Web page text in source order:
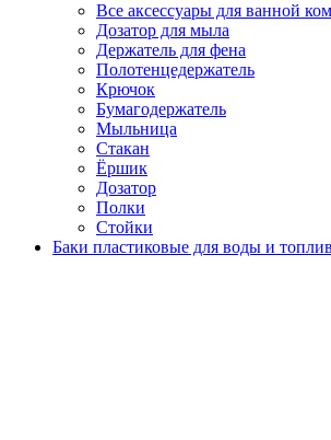
Все аксессуары для ванной
Дозатор для мыла
Держатель для фена
Полотенцедержатель
Крючок
Бумагодержатель
Мыльница
Стакан
Ёршик
Дозатор
Полки
Стойки
Баки пластиковые для воды и